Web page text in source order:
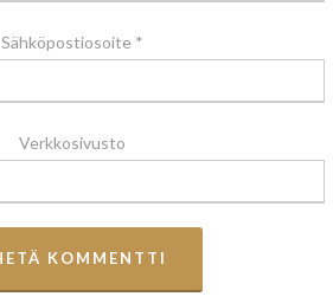
Sähköpostiosoite *
Verkkosivusto